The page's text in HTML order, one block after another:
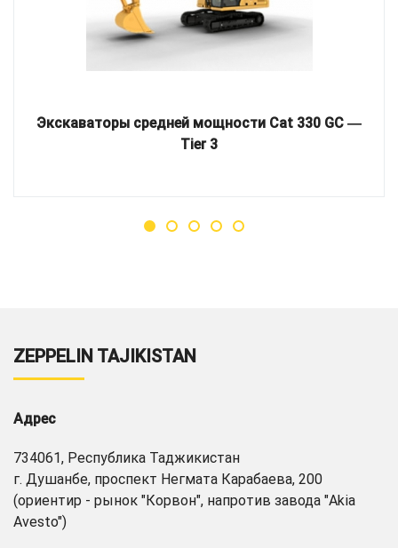
Экскаваторы средней мощности Cat 330 GC ―
Tier 3
ZEPPELIN TAJIKISTAN
Адрес
734061, Республика Таджикистан
г. Душанбе, проспект Негмата Карабаева, 200
(ориентир - рынок "Корвон", напротив завода "Akia
Avesto")